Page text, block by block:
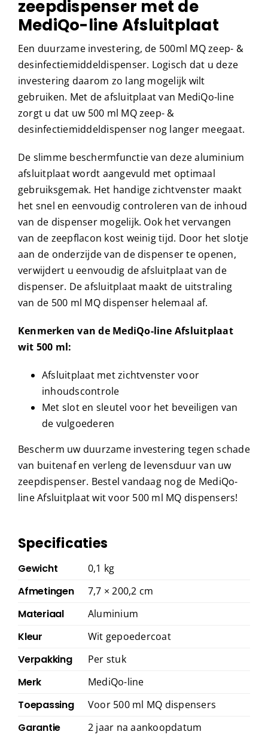
zeepdispenser met de
MediQo-line Afsluitplaat
Een duurzame investering, de 500ml MQ zeep- &
desinfectiemiddeldispenser. Logisch dat u deze
investering daarom zo lang mogelijk wilt
gebruiken. Met de afsluitplaat van MediQo-line
zorgt u dat uw 500 ml MQ zeep- &
desinfectiemiddeldispenser nog langer meegaat.
De slimme beschermfunctie van deze aluminium
afsluitplaat wordt aangevuld met optimaal
gebruiksgemak. Het handige zichtvenster maakt
het snel en eenvoudig controleren van de inhoud
van de dispenser mogelijk. Ook het vervangen
van de zeepflacon kost weinig tijd. Door het slotje
aan de onderzijde van de dispenser te openen,
verwijdert u eenvoudig de afsluitplaat van de
dispenser. De afsluitplaat maakt de uitstraling
van de 500 ml MQ dispenser helemaal af.
Kenmerken van de MediQo-line Afsluitplaat
wit 500 ml:
Afsluitplaat met zichtvenster voor
inhoudscontrole
Met slot en sleutel voor het beveiligen van
de vulgoederen
Bescherm uw duurzame investering tegen schade
van buitenaf en verleng de levensduur van uw
zeepdispenser. Bestel vandaag nog de MediQo-
line Afsluitplaat wit voor 500 ml MQ dispensers!
Specificaties
Gewicht 0,1 kg
Afmetingen 7,7 × 200,2 cm
Materiaal Aluminium
Kleur Wit gepoedercoat
Verpakking Per stuk
Merk MediQo-line
Toepassing Voor 500 ml MQ dispensers
Garantie 2 jaar na aankoopdatum